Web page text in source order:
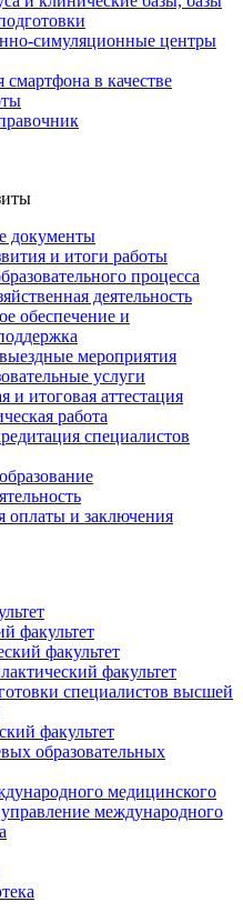
симуляционные центры
смартфона в качестве
документы
и итоги работы
процесса
деятельность
обеспечение и
мероприятия
услуги
и итоговая аттестация
работа
специалистов
оплаты и заключения
факультет
факультет
факультет
специалистов высшей
факультет
образовательных
медицинского
международного